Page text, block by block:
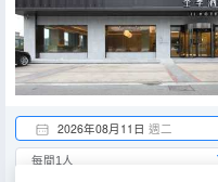
2026年08月11日 週二